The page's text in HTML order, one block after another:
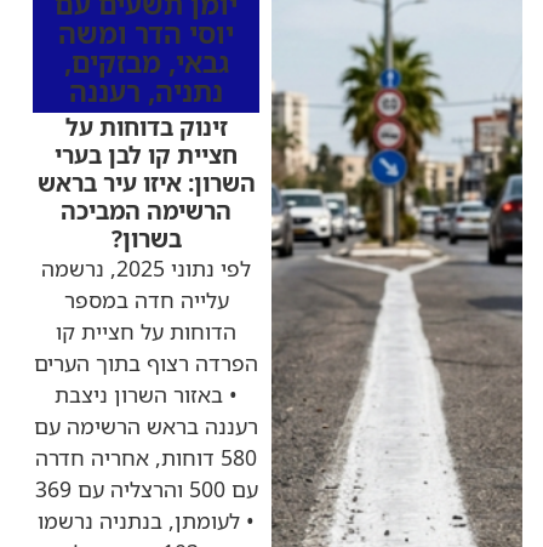
יוסי הדר ומשה
גבאי, מבזקים,
נתניה, רעננה
זינוק בדוחות על
חציית קו לבן בערי
השרון: איזו עיר בראש
הרשימה המביכה
בשרון?
לפי נתוני 2025, נרשמה
עלייה חדה במספר
הדוחות על חציית קו
הפרדה רצוף בתוך הערים
• באזור השרון ניצבת
רעננה בראש הרשימה עם
580 דוחות, אחריה חדרה
עם 500 והרצליה עם 369
• לעומתן, בנתניה נרשמו